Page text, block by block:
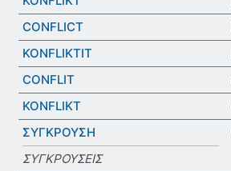
CONFLICT
KONFLIKTIT
CONFLIT
KONFLIKT
ΣΥΓΚΡΟΥΣΗ
ΣΥΓΚΡΟΥΣEIΣ